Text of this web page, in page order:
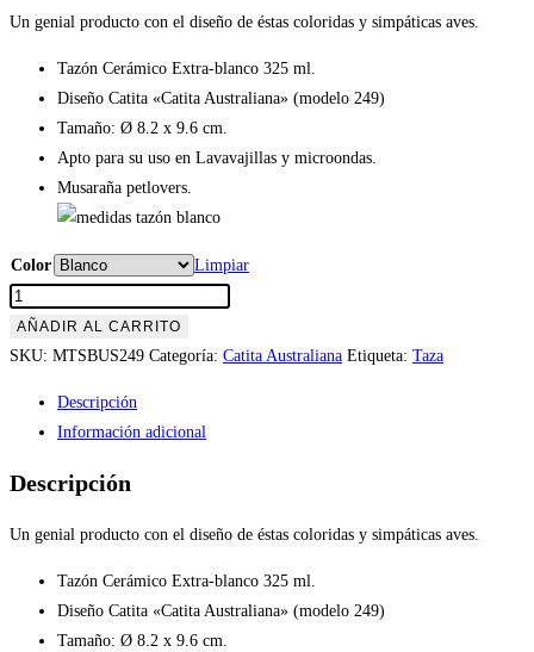
Un genial producto con el diseño de éstas coloridas y simpáticas aves.
Tazón Cerámico Extra-blanco 325 ml.
Diseño Catita «Catita Australiana» (modelo 249)
Tamaño: Ø 8.2 x 9.6 cm.
Apto para su uso en Lavavajillas y microondas.
Musaraña petlovers.
Color
Limpiar
Tazón
Catita
«Catita
(modelo
cantidad
AÑADIR AL CARRITO
SKU: MTSBUS249 Categoría: Catita Australiana Etiqueta: Taza
Descripción
Información adicional
Descripción
Un genial producto con el diseño de éstas coloridas y simpáticas aves.
Tazón Cerámico Extra-blanco 325 ml.
Diseño Catita «Catita Australiana» (modelo 249)
Tamaño: Ø 8.2 x 9.6 cm.